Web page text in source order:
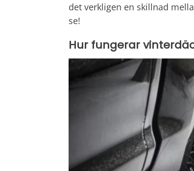
det verkligen en skillnad
se!
Hur fungerar